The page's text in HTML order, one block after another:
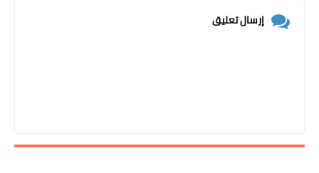
إرسال تعليق